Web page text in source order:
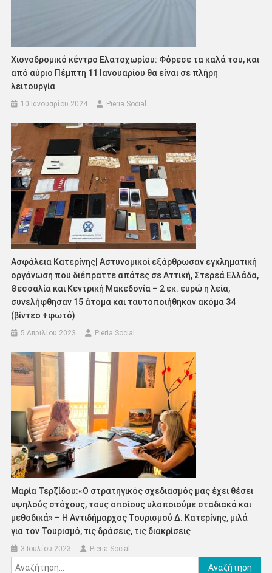
Χιονοδρομικό κέντρο Ελατοχωρίου: Φόρεσε τα καλά του, και
από αύριο Πέμπτη 11 Ιανουαρίου θα είναι σε πλήρη
λειτουργία
10 Ιανουαρίου 2024 Pieria Social
Aσφάλεια Κατερίνης| Αστυνομικοί εξάρθρωσαν εγκληματική
οργάνωση που διέπραττε απάτες σε Αττική, Στερεά Ελλάδα,
Θεσσαλία και Κεντρική Μακεδονία – 2 εκ. ευρώ η λεία,
συνελήφθησαν 15 άτομα και ταυτοποιήθηκαν ακόμα 34
(βίντεο +φωτό)
5 Απριλίου 2023 Pieria Social
Μαρία Τερζίδου:«Ο στρατηγικός σχεδιασμός μας έχει θέσει
υψηλούς στόχους, τους οποίους υλοποιούμε σταδιακά και
μεθοδικά» – Η Αντιδήμαρχος Τουρισμού Δ. Κατερίνης, μιλά
για τον Τουρισμό, τις δράσεις, τις διακρίσεις
3 Ιουλίου 2023 Pieria Social
Αναζήτηση